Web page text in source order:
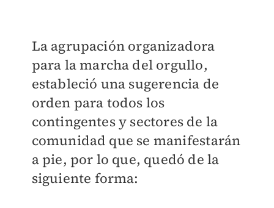
La agrupación organizadora
para la marcha del orgullo,
estableció una sugerencia de
orden para todos los
contingentes y sectores de la
comunidad que se manifestarán
a pie, por lo que, quedó de la
siguiente forma: